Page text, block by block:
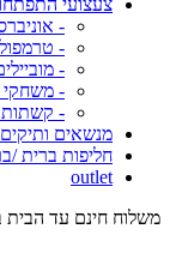
צעצועי
-
-
-
-
- קשתות
מנשאים ותיקים
חליפות ברית /
outlet
משלוח חינם עד הבית